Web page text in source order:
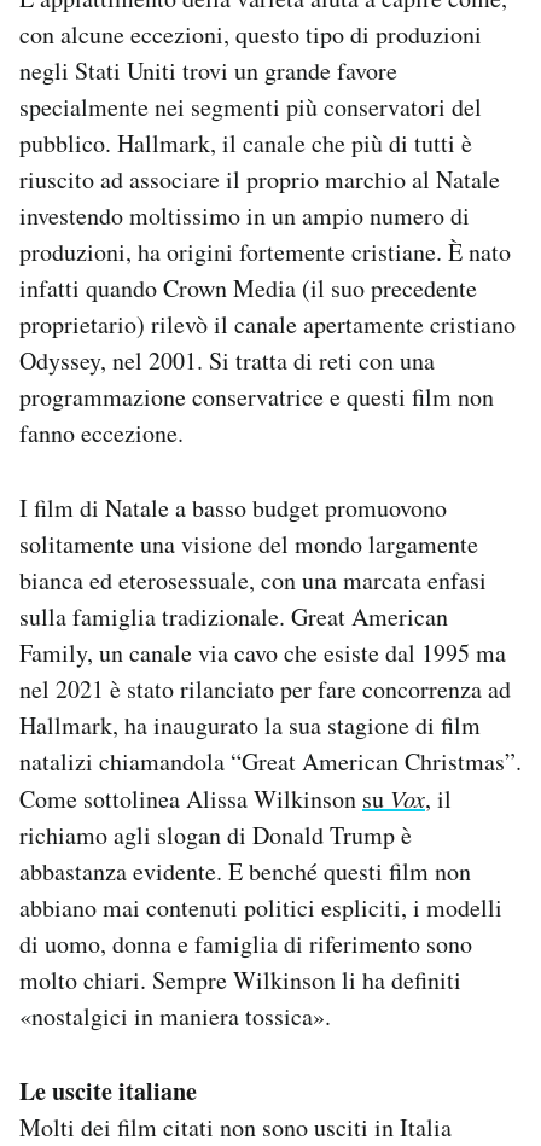
con alcune eccezioni, questo tipo di produzioni
negli Stati Uniti trovi un grande favore
specialmente nei segmenti più conservatori del
pubblico. Hallmark, il canale che più di tutti è
riuscito ad associare il proprio marchio al Natale
investendo moltissimo in un ampio numero di
produzioni, ha origini fortemente cristiane. È nato
infatti quando Crown Media (il suo precedente
proprietario) rilevò il canale apertamente cristiano
Odyssey, nel 2001. Si tratta di reti con una
programmazione conservatrice e questi film non
fanno eccezione.
I film di Natale a basso budget promuovono
solitamente una visione del mondo largamente
bianca ed eterosessuale, con una marcata enfasi
sulla famiglia tradizionale. Great American
Family, un canale via cavo che esiste dal 1995 ma
nel 2021 è stato rilanciato per fare concorrenza ad
Hallmark, ha inaugurato la sua stagione di film
natalizi chiamandola “Great American Christmas”.
Come sottolinea Alissa Wilkinson su Vox, il
richiamo agli slogan di Donald Trump è
abbastanza evidente. E benché questi film non
abbiano mai contenuti politici espliciti, i modelli
di uomo, donna e famiglia di riferimento sono
molto chiari. Sempre Wilkinson li ha definiti
«nostalgici in maniera tossica».
Le uscite italiane
Molti dei film citati non sono usciti in Italia